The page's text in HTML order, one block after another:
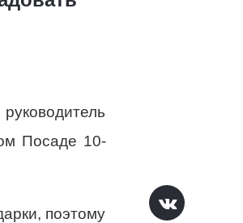
Посаде 10-
поэтому